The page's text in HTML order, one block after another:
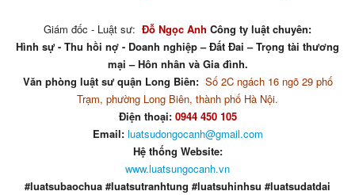
Giám đốc - Luật sư: Đỗ Ngọc Anh Công ty luật chuyên:
Hình sự - Thu hồi nợ - Doanh nghiệp – Đất Đai – Trọng tài thương
mại – Hôn nhân và Gia đình.
Văn phòng luật sư quận Long Biên: Số 2C ngách 16 ngõ 29 phố
Trạm, phường Long Biên, thành phố Hà Nội.
Điện thoại: 0944 450 105
Email: luatsudongocanh@gmail.com
Hệ thống Website:
www.luatsungocanh.vn
#luatsubaochua #luatsutranhtung #luatsuhinhsu #luatsudatdai